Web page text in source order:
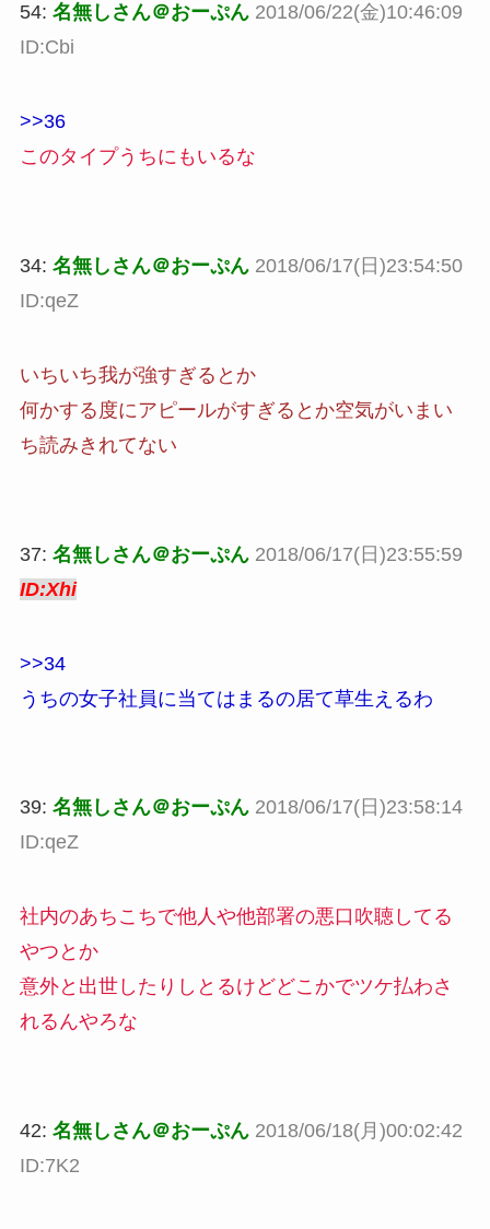
54: 名無しさん＠おーぷん 2018/06/22(金)10:46:09
ID:Cbi
>>36
このタイプうちにもいるな
34: 名無しさん＠おーぷん 2018/06/17(日)23:54:50
ID:qeZ
いちいち我が強すぎるとか
何かする度にアピールがすぎるとか空気がいまい
ち読みきれてない
37: 名無しさん＠おーぷん 2018/06/17(日)23:55:59
ID:Xhi
>>34
うちの女子社員に当てはまるの居て草生えるわ
39: 名無しさん＠おーぷん 2018/06/17(日)23:58:14
ID:qeZ
社内のあちこちで他人や他部署の悪口吹聴してる
やつとか
意外と出世したりしとるけどどこかでツケ払わさ
れるんやろな
42: 名無しさん＠おーぷん 2018/06/18(月)00:02:42
ID:7K2